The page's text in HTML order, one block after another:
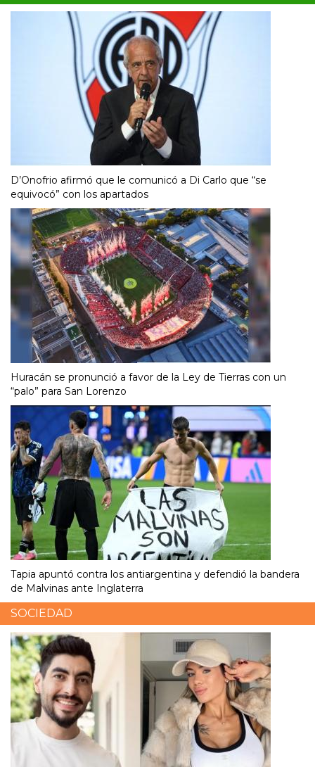
D’Onofrio afirmó que le comunicó a Di Carlo que “se
equivocó” con los apartados
Huracán se pronunció a favor de la Ley de Tierras con un
“palo” para San Lorenzo
Tapia apuntó contra los antiargentina y defendió la bandera
de Malvinas ante Inglaterra
SOCIEDAD